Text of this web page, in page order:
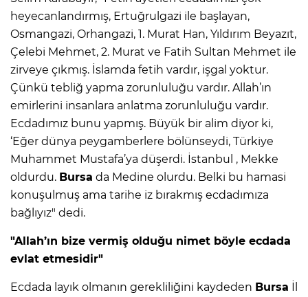
heyecanlandırmış, Ertuğrulgazi ile başlayan,
Osmangazi, Orhangazi, 1. Murat Han, Yıldırım Beyazıt,
Çelebi Mehmet, 2. Murat ve Fatih Sultan Mehmet ile
zirveye çıkmış. İslamda fetih vardır, işgal yoktur.
Çünkü tebliğ yapma zorunluluğu vardır. Allah’ın
emirlerini insanlara anlatma zorunluluğu vardır.
Ecdadımız bunu yapmış. Büyük bir alim diyor ki,
‘Eğer dünya peygamberlere bölünseydi, Türkiye
Muhammet Mustafa’ya düşerdi. İstanbul , Mekke
oldurdu. Bursa da Medine olurdu. Belki bu hamasi
konuşulmuş ama tarihe iz bırakmış ecdadımıza
bağlıyız" dedi.
"Allah’ın bize vermiş olduğu nimet böyle ecdada
evlat etmesidir"
Ecdada layık olmanın gerekliliğini kaydeden Bursa İl